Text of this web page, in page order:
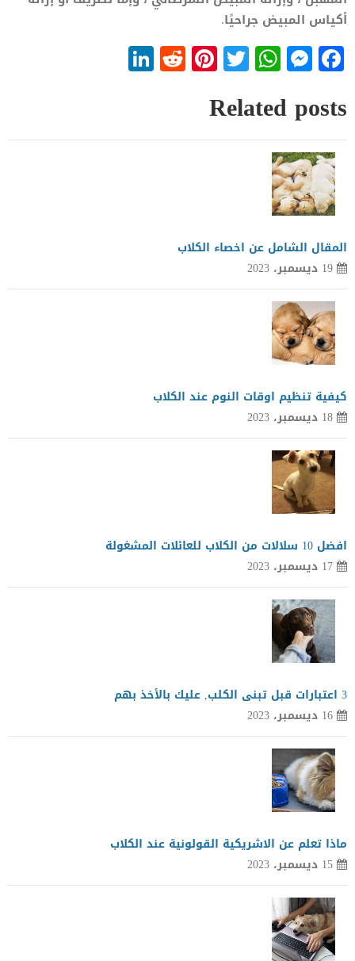
أكياس المبيض جراحيًا.
Facebook
Messenger
WhatsApp
Twitter
Pinterest
Reddit
Related posts
المقال الشامل عن اخصاء الكلاب
19 ديسمبر، 2023
كيفية تنظيم اوقات النوم عند الكلاب
18 ديسمبر، 2023
افضل 10 سلالات من الكلاب للعائلات المشغولة
17 ديسمبر، 2023
3 اعتبارات قبل تبنى الكلب, عليك بالأخذ بهم
16 ديسمبر، 2023
ماذا تعلم عن الاشريكية القولونية عند الكلاب
15 ديسمبر، 2023